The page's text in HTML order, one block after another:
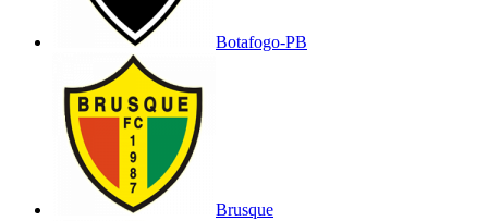
Botafogo-PB
Brusque